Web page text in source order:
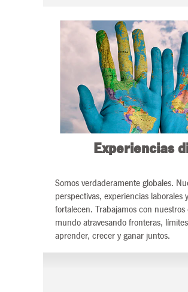
Experiencias
Somos verdaderamente globales.
perspectivas, experiencias laborales
fortalecen. Trabajamos con nuestros
mundo atravesando fronteras,
aprender, crecer y ganar juntos.